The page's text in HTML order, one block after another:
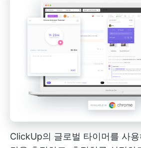
ClickUp의 글로벌 타이머를 사